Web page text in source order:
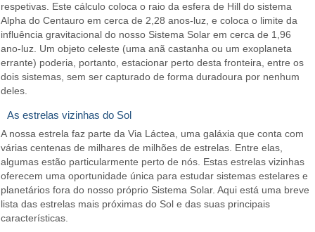
respetivas. Este cálculo coloca o raio da esfera de Hill do sistema
Alpha do Centauro em cerca de 2,28 anos-luz, e coloca o limite da
influência gravitacional do nosso Sistema Solar em cerca de 1,96
ano-luz. Um objeto celeste (uma anã castanha ou um exoplaneta
errante) poderia, portanto, estacionar perto desta fronteira, entre os
dois sistemas, sem ser capturado de forma duradoura por nenhum
deles.
As estrelas vizinhas do Sol
A nossa estrela faz parte da Via Láctea, uma galáxia que conta com
várias centenas de milhares de milhões de estrelas. Entre elas,
algumas estão particularmente perto de nós. Estas estrelas vizinhas
oferecem uma oportunidade única para estudar sistemas estelares e
planetários fora do nosso próprio Sistema Solar. Aqui está uma breve
lista das estrelas mais próximas do Sol e das suas principais
características.